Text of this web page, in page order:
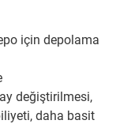
için depolama
değiştirilmesi,
daha basit